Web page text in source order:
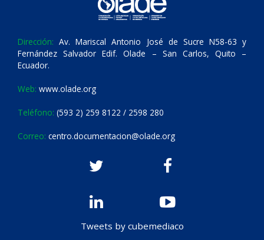
Dirección: Av. Mariscal Antonio José de Sucre N58-63 y
Fernández Salvador Edif. Olade – San Carlos, Quito –
Ecuador.
Web: www.olade.org
Teléfono: (593 2) 259 8122 / 2598 280
Correo: centro.documentacion@olade.org
Tweets by cubemediaco